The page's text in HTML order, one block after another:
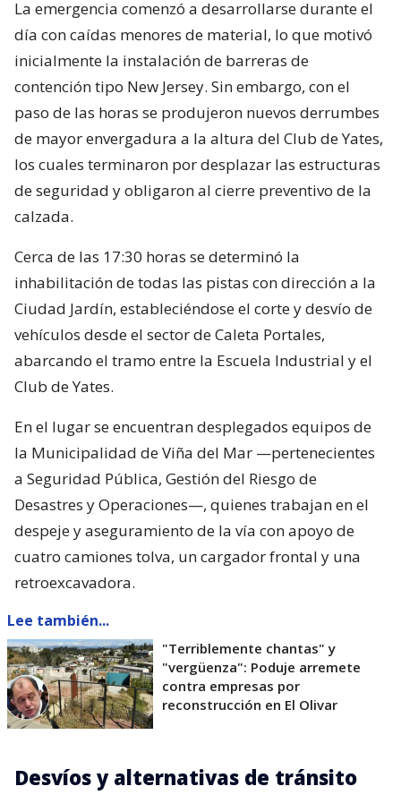
La emergencia comenzó a desarrollarse durante el
día con caídas menores de material, lo que motivó
inicialmente la instalación de barreras de
contención tipo New Jersey. Sin embargo, con el
paso de las horas se produjeron nuevos derrumbes
de mayor envergadura a la altura del Club de Yates,
los cuales terminaron por desplazar las estructuras
de seguridad y obligaron al cierre preventivo de la
calzada.
Cerca de las 17:30 horas se determinó la
inhabilitación de todas las pistas con dirección a la
Ciudad Jardín, estableciéndose el corte y desvío de
vehículos desde el sector de Caleta Portales,
abarcando el tramo entre la Escuela Industrial y el
Club de Yates.
En el lugar se encuentran desplegados equipos de
la Municipalidad de Viña del Mar —pertenecientes
a Seguridad Pública, Gestión del Riesgo de
Desastres y Operaciones—, quienes trabajan en el
despeje y aseguramiento de la vía con apoyo de
cuatro camiones tolva, un cargador frontal y una
retroexcavadora.
Lee también...
"Terriblemente chantas" y
"vergüenza": Poduje arremete
contra empresas por
reconstrucción en El Olivar
Desvíos y alternativas de tránsito